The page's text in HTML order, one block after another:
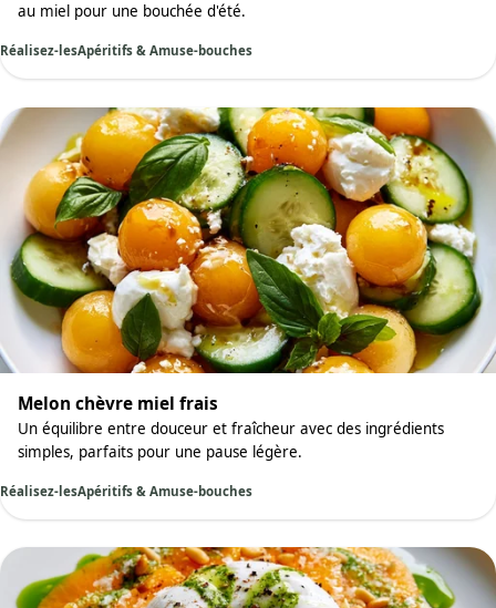
au miel pour une bouchée d'été.
Réalisez-lesApéritifs & Amuse-bouches
Melon chèvre miel frais
Un équilibre entre douceur et fraîcheur avec des ingrédients
simples, parfaits pour une pause légère.
Réalisez-lesApéritifs & Amuse-bouches